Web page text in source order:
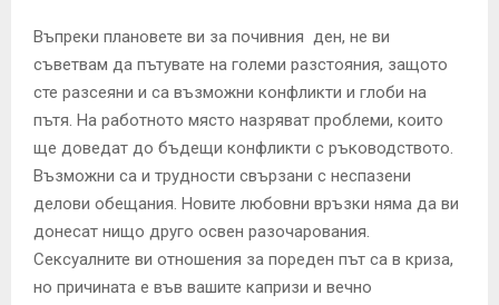
Въпреки плановете ви за почивния ден, не ви
съветвам да пътувате на големи разстояния, защото
сте разсеяни и са възможни конфликти и глоби на
пътя. На работното място назряват проблеми, които
ще доведат до бъдещи конфликти с ръководството.
Възможни са и трудности свързани с неспазени
делови обещания. Новите любовни връзки няма да ви
донесат нищо друго освен разочарования.
Сексуалните ви отношения за пореден път са в криза,
но причината е във вашите капризи и вечно